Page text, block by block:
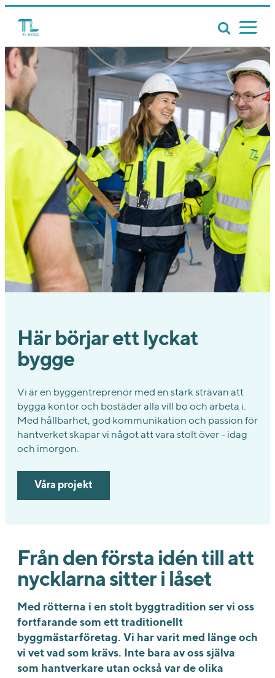
Här börjar ett lyckat
bygge
Vi är en byggentreprenör med en stark strävan att
bygga kontor och bostäder alla vill bo och arbeta i.
Med hållbarhet, god kommunikation och passion för
hantverket skapar vi något att vara stolt över - idag
och imorgon.
Våra projekt
Från den första idén till att
nycklarna sitter i låset
Med rötterna i en stolt byggtradition ser vi oss
fortfarande som ett traditionellt
byggmästarföretag. Vi har varit med länge och
vi vet vad som krävs. Inte bara av oss själva
som hantverkare utan också var de olika